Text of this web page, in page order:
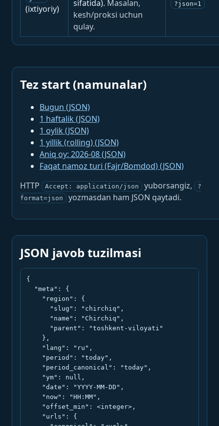
(ixtiyoriy)
sifatida). Masalan,
kesh/proksi uchun
qulay.
?json=1
Tez start (namunalar)
Bugun (JSON)
1 haftalik (JSON)
1 oylik (JSON)
1 yillik (rolling) (JSON)
Aniq oy: 2026-08 (JSON)
Faqat namoz turi (Fajr/Bomdod) (JSON)
HTTP
Accept: application/json yuborsangiz,
?
format=json
yozmasdan ham JSON qaytadi.
JSON javob tuzilmasi
{
  "meta": {
    "region": {
      "slug": "chirchiq",
      "name": "Chirchiq",
      "parent": "toshkent-viloyati"
    },
    "lang": "ru",
    "period": "today",
    "period_canonical": "today",
    "ym": null,
    "date": "YYYY-MM-DD",
    "now": "HH:MM",
    "offset_min": <integer>,
    "urls": {